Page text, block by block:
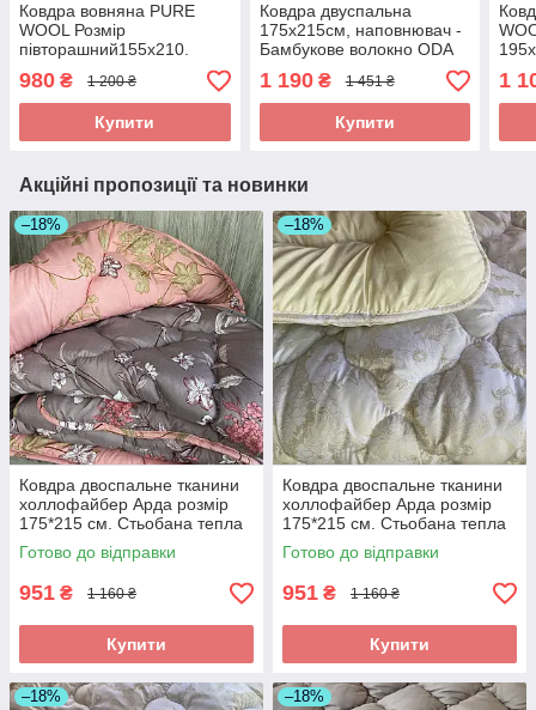
Ковдра вовняна PURE
WOOL Розмір
півторашний155x210.
Всесезонна
антибактеріальна
980 ₴ 1 200 ₴
Купити
Ковдра двуспальна
175х215см, наповнювач -
Бамбукове волокно ODA
bamboo Одіяло
двоспальний розмір
1 190₴ 1 451 ₴
Купити
1
Акційні пропозиції та новинки
–18%
Ковдра двоспальне тканини
холлофайбер Арда розмір
175*215 см. Стьобана тепла
ковдра
Готово до відправки
951 ₴ 1 160 ₴
Купити
–18%
Ковдра двоспальне тканини
холлофайбер Арда розмір
175*215 см. Стьобана тепла
ковдра
Готово до відправки
951 ₴ 1 160 ₴
Купити
–18% –18%